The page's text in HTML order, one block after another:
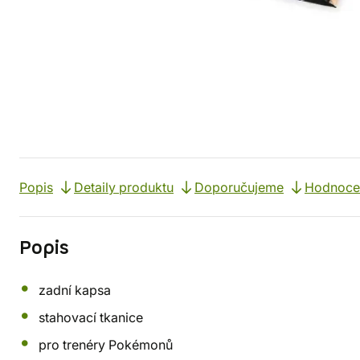
Popis Detaily produktu Doporučujeme
Popis
zadní kapsa
stahovací tkanice
pro trenéry Pokémonů